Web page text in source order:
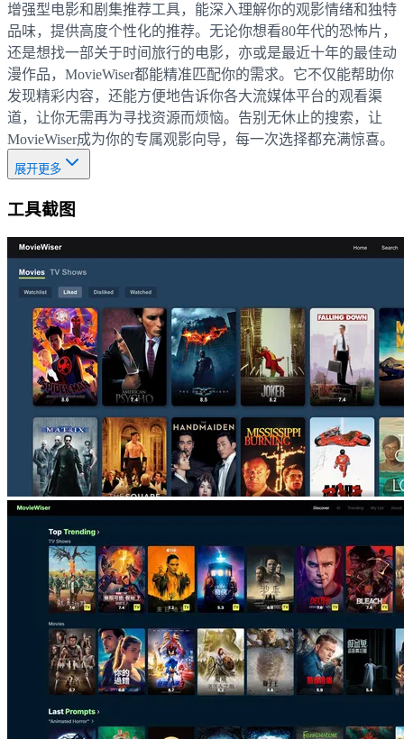
增强型电影和剧集推荐工具，能深入理解你的观影情绪和独特
品味，提供高度个性化的推荐。无论你想看80年代的恐怖片，
还是想找一部关于时间旅行的电影，亦或是最近十年的最佳动
漫作品，MovieWiser都能精准匹配你的需求。它不仅能帮助你
发现精彩内容，还能方便地告诉你各大流媒体平台的观看渠
道，让你无需再为寻找资源而烦恼。告别无休止的搜索，让
MovieWiser成为你的专属观影向导，每一次选择都充满惊喜。
展开更多
工具截图